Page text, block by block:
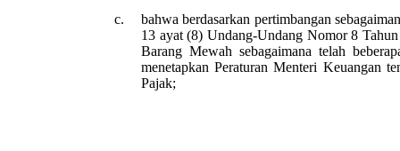
c.
bahwa berdasarkan pertimbangan
13 ayat (8) Undang-Undang Nomor 8
Barang Mewah sebagaimana telah
menetapkan Peraturan Menteri Keuangan
Pajak;